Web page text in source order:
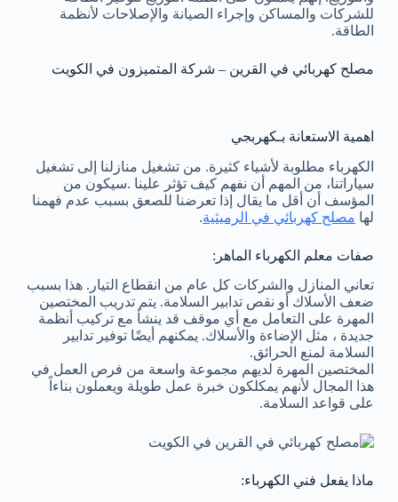
للشركات والمساكن وإجراء الصيانة والإصلاحات لأنظمة
الطاقة.
مصلح كهربائي في القرين – شركة المتميزون في الكويت
اهمية الاستعانة بـكهربجي
الكهرباء مطلوبة لأشياء كثيرة. من تشغيل منازلنا إلى تشغيل
سياراتنا، من المهم أن نفهم كيف تؤثر علينا .سيكون من
المؤسف أن أقل ما يقال إذا تعرضنا للصعق بسبب عدم فهمنا
لها مصلح كهربائي في الرميثية.
صفات معلم الكهرباء الماهر:
تعاني المنازل والشركات كل عام من انقطاع التيار. هذا بسبب
ضعف الأسلاك أو نقص تدابير السلامة. يتم تدريب المختصين
المهرة على التعامل مع أي موقف قد ينشأ مع تركيب أنظمة
جديدة ، مثل الإضاءة والأسلاك. يمكنهم أيضًا توفير تدابير
السلامة لمنع الحرائق.
المختصين المهرة لديهم مجموعة واسعة من فرص العمل في
هذا المجال لأنهم يمكلكون خبرة عمل طويلة ويعملون بناءاً
على قواعد السلامة.
ماذا يفعل فني الكهرباء: